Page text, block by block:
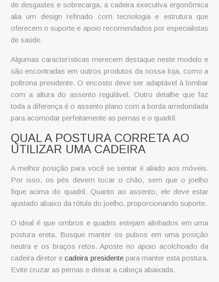
de desgastes e sobrecarga, a cadeira executiva ergonômica
alia um design refinado com tecnologia e estrutura que
oferecem o suporte e apoio recomendados por especialistas
de saúde.
Algumas características merecem destaque neste modelo e
são encontradas em outros produtos da nossa loja, como a
poltrona presidente. O encosto deve ser adaptável à lombar
com a altura do assento regulável. Outro detalhe que faz
toda a diferença é o assento plano com a borda arredondada
para acomodar perfeitamente as pernas e o quadril.
QUAL A POSTURA CORRETA AO
UTILIZAR UMA CADEIRA
A melhor posição para você se sentar é aliado aos móveis.
Por isso, os pés devem tocar o chão, sem que o joelho
fique acima do quadril. Quanto ao assento, ele deve estar
ajustado abaixo da rótula do joelho, proporcionando suporte.
O ideal é que ombros e quadris estejam alinhados em uma
postura ereta. Busque manter os pulsos em uma posição
neutra e os braços retos. Aposte no apoio acolchoado da
cadeira diretor ecadeira presidentepara manter esta postura.
Evite cruzar as pernas e deixar a cabeça abaixada.